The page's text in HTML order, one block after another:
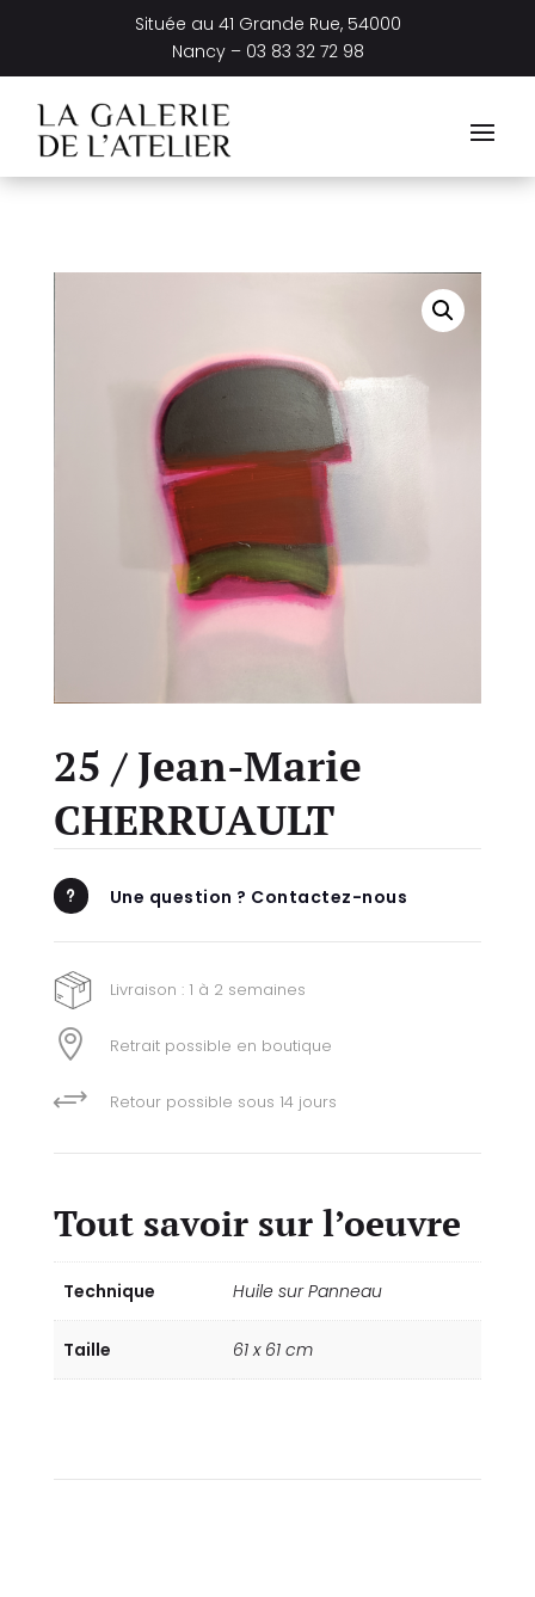
Située au 41 Grande Rue, 54000
Nancy – 03 83 32 72 98
25 / Jean-Marie
CHERRUAULT
u Une question ? Contactez-nous
Livraison : 1 à 2 semaines
 Retrait possible en boutique
+ Retour possible sous 14 jours
Tout savoir sur l’oeuvre
Technique Huile sur Panneau
Taille 61 x 61 cm